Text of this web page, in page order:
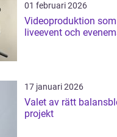
01 februari 2026
Videoproduktion
liveevent och
17 januari 2026
Valet av rätt
projekt